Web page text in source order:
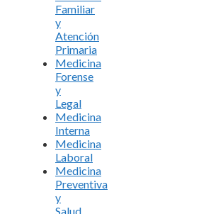
Familiar
y
Atención
Primaria
Medicina
Forense
y
Legal
Medicina
Interna
Medicina
Laboral
Medicina
Preventiva
y
Salud